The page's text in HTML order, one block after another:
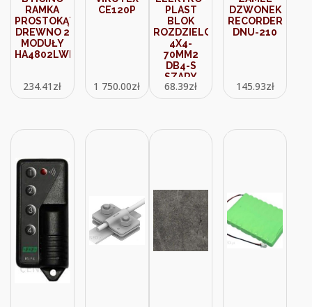
RAMKA
PROSTOKĄTNA
DREWNO 2
MODUŁY
HA4802LWE
234.41 zł
CE120P
1 750.00zł
PLAST
BLOK
ROZDZIELCZY
4X4-
70MM2
DB4-S
SZARY
48.32
68.39zł
DZWONEK
RECORDER
DNU-210
145.93zł